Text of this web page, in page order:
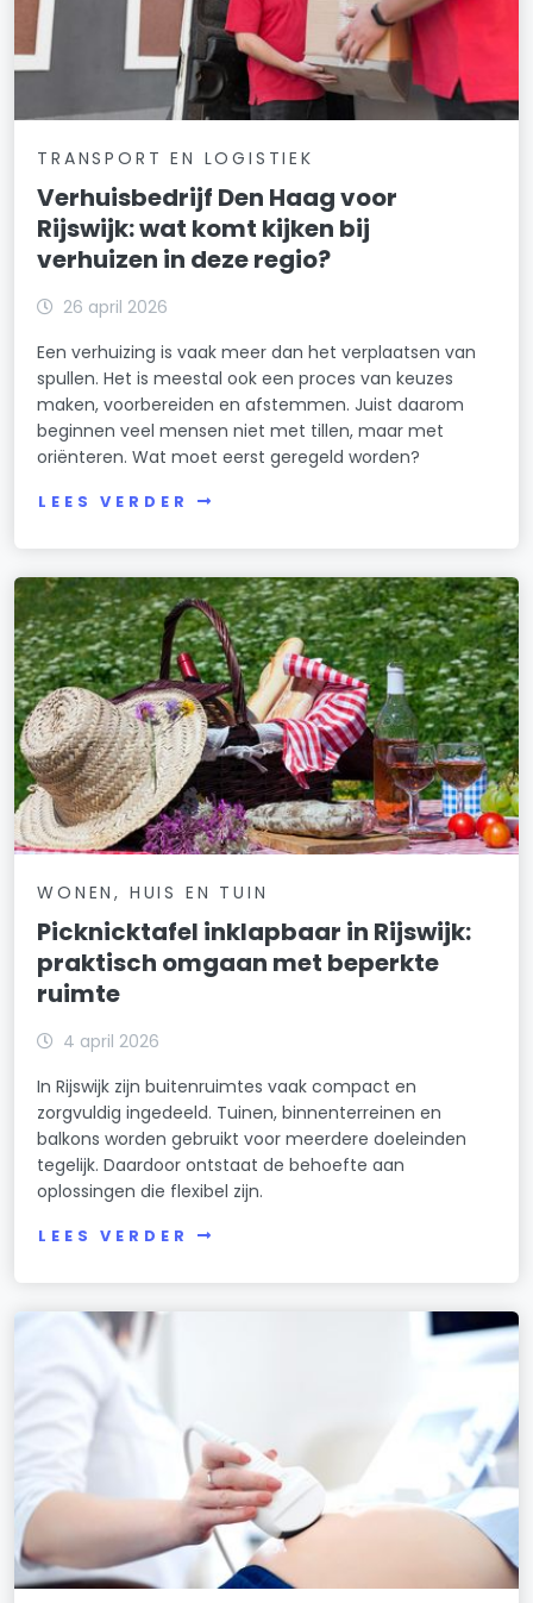
TRANSPORT EN LOGISTIEK
Verhuisbedrijf Den Haag voor
Rijswijk: wat komt kijken bij
verhuizen in deze regio?
26 april 2026
Een verhuizing is vaak meer dan het verplaatsen van
spullen. Het is meestal ook een proces van keuzes
maken, voorbereiden en afstemmen. Juist daarom
beginnen veel mensen niet met tillen, maar met
oriënteren. Wat moet eerst geregeld worden?
LEES VERDER
WONEN, HUIS EN TUIN
Picknicktafel inklapbaar in Rijswijk:
praktisch omgaan met beperkte
ruimte
4 april 2026
In Rijswijk zijn buitenruimtes vaak compact en
zorgvuldig ingedeeld. Tuinen, binnenterreinen en
balkons worden gebruikt voor meerdere doeleinden
tegelijk. Daardoor ontstaat de behoefte aan
oplossingen die flexibel zijn.
LEES VERDER